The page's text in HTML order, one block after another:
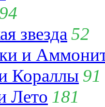
94
звезда 52
и
Кораллы 91
Лето 181